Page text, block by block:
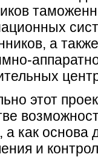
а
этот
а как
и